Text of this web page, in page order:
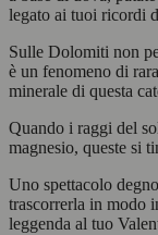
legato ai tuoi ricordi
Sulle Dolomiti non
è un fenomeno di
minerale di questa
Quando i raggi del
magnesio, queste si
Uno spettacolo
trascorrerla in modo
leggenda al tuo